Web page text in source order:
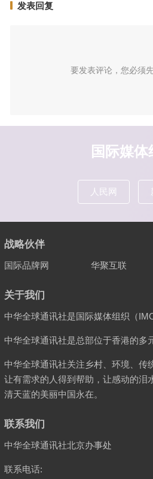
发表回复
要发表评论，您必须
国际媒体
人民网
战略伙伴
国际品牌网 华聚互联
关于我们
中华全球通讯社是国际媒体组织（
中华全球通讯社是总部位于香港的多
中华全球通讯社关注乡村、环境、传
让有需求的人得到帮助，让感动的泪
清天蓝的美丽中国永在。
联系我们
中华全球通讯社北京办事处
联系电话: